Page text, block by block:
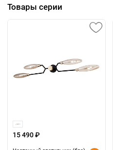
Товары серии
15 490 ₽